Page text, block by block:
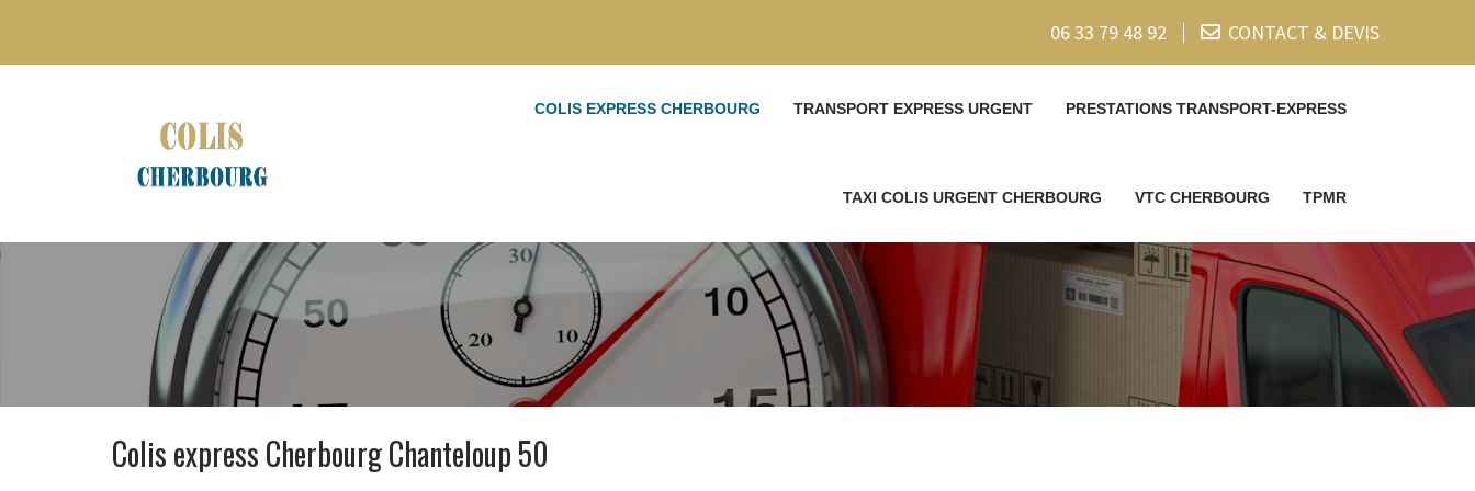
06 33 79 48 92 CONTACT & DEVIS
COLIS EXPRESS CHERBOURG TRANSPORT EXPRESS URGENT PRESTATIONS TRANSPORT-EXPRESS
TAXI COLIS URGENT CHERBOURG VTC CHERBOURG TPMR
Colis express Cherbourg Chanteloup 50